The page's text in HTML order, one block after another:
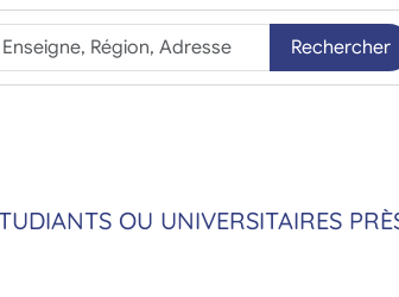
Rechercher
OU UNIVERSITAIRES